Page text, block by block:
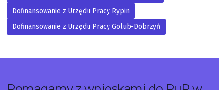
Dofinansowanie z Urzędu Pracy Rypin
Dofinansowanie z Urzędu Pracy Golub-Dobrzyń